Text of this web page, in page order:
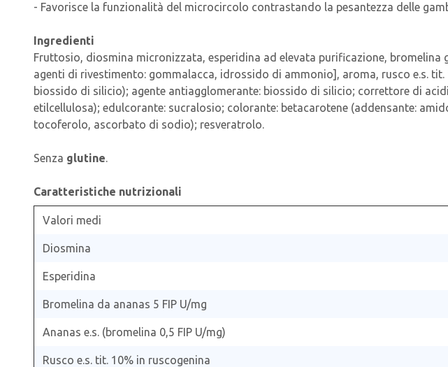
- Favorisce la funzionalità del microcircolo contrastando la pesantezza delle
Ingredienti
Fruttosio, diosmina micronizzata, esperidina ad elevata purificazione,
agenti di rivestimento: gommalacca, idrossido di ammonio], aroma, rusco e.s.
biossido di silicio); agente antiagglomerante: biossido di silicio; correttore di
etilcellulosa); edulcorante: sucralosio; colorante: betacarotene (addensante:
tocoferolo, ascorbato di sodio); resveratrolo.
Senza glutine.
Caratteristiche nutrizionali
Valori medi
Diosmina
Esperidina
Bromelina da ananas 5 FIP U/mg
Ananas e.s. (bromelina 0,5 FIP U/mg)
Rusco e.s. tit. 10% in ruscogenina